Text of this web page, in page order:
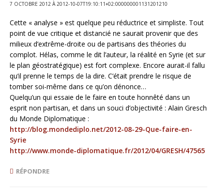
7 OCTOBRE 2012 À 2012-10-07T19:10:11+02:000000001131201210
Cette « analyse » est quelque peu réductrice et simpliste. Tout
point de vue critique et distancié ne saurait provenir que des
milieux d’extrême-droite ou de partisans des théories du
complot. Hélas, comme le dit l’auteur, la réalité en Syrie (et sur
le plan géostratégique) est fort complexe. Encore aurait-il fallu
qu’il prenne le temps de la dire. C’était prendre le risque de
tomber soi-même dans ce qu’on dénonce…
Quelqu’un qui essaie de le faire en toute honnêté dans un
esprit non partisan, et dans un souci d’objectivité : Alain Gresch
du Monde Diplomatique :
http://blog.mondediplo.net/2012-08-29-Que-faire-en-
Syrie
http://www.monde-diplomatique.fr/2012/04/GRESH/47565
RÉPONDRE